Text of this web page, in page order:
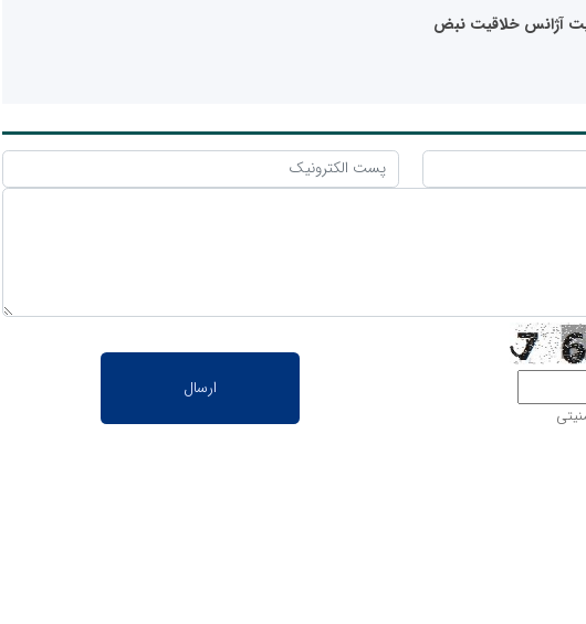
آژانس خلاقیت نبض